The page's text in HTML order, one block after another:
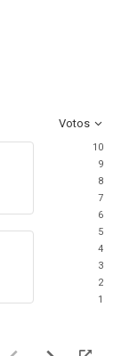
Votos
10
9
8
7
6
5
4
3
2
1